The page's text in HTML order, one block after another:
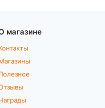
магазине